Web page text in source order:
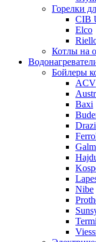
Горелки
CIB
Elco
Котлы на
Бойлеры
ACV
Baxi
Nibe